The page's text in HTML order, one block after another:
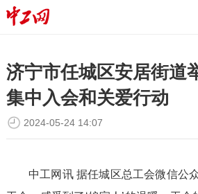
济宁市任城区安居街道
集中入会和关爱行动
2024-05-24 14:07
中工网讯 据任城区总工会微信公